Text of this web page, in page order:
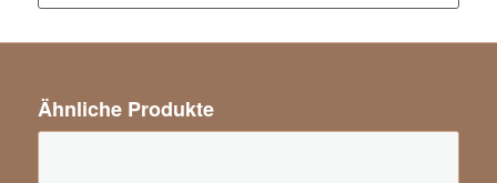
Ähnliche Produkte